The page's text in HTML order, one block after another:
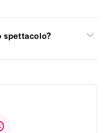
spettacolo?